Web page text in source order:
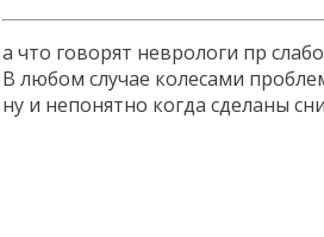
а что говорят неврологи пр
В любом случае колесами
ну и непонятно когда сделаны